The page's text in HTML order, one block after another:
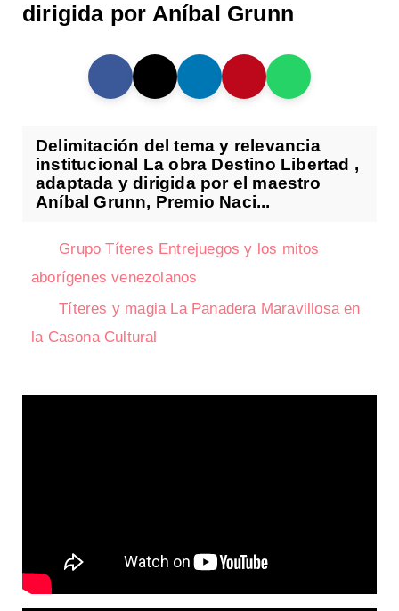
dirigida por Aníbal Grunn
Delimitación del tema y relevancia
institucional La obra Destino Libertad ,
adaptada y dirigida por el maestro
Aníbal Grunn, Premio Naci...
Grupo Títeres Entrejuegos y los mitos
aborígenes venezolanos
Títeres y magia La Panadera Maravillosa en
la Casona Cultural